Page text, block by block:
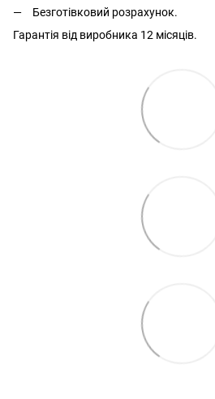
Безготівковий розрахунок.
Гарантія від виробника 12 місяців.